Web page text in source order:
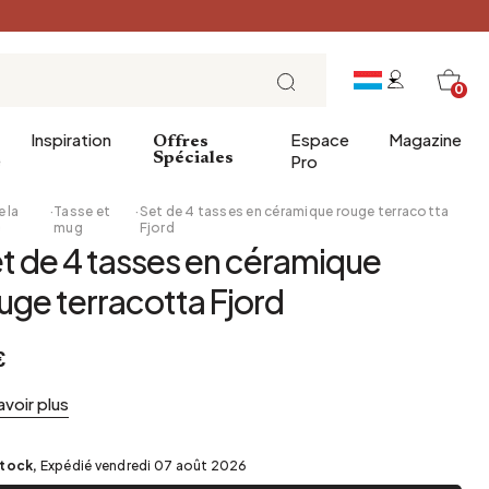
0
salle de bains
bain
Entrée
Salle à manger
Grenier
Inspiration
Petit Déjeuner
Brunch
Table de fête
Offres
Spéciales
Espace
Pro
Magazine
la
·Tasse et
mug
·Set de 4 tasses en céramique rouge terracotta
Fjord
de 4 tasses en céramique
terracotta Fjord
plus
Expédié vendredi 07 août 2026